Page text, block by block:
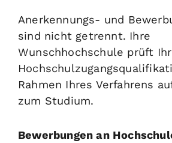
Anerkennungs- und
sind nicht getrennt. Ihre
Wunschhochschule prüft
Rahmen Ihres Verfahrens
zum Studium.
Bewerbungen an